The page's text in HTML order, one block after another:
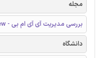
مجله
بررسی مدیریت آی آی ام بی - IIMB Management Review
دانشگاه